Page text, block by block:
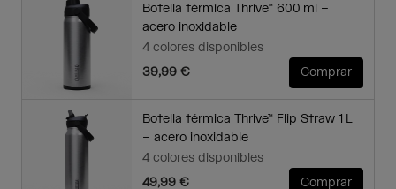
Botella térmica Thrive™ 600 ml –
acero inoxidable
4 colores disponibles
39,99 €
Comprar
Botella térmica Thrive™ Flip Straw 1 L
– acero inoxidable
4 colores disponibles
49,99 €
Comprar